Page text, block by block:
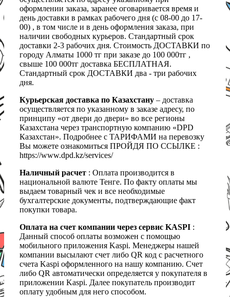
оформлении заказа, заранее оговаривается время и
день доставки в рамках рабочего дня (с 08-00 до 17-
00) , в том числе и в день оформления заказа, при
наличии свободных курьеров. Стандартный срок
доставки 2-3 рабочих дня. Стоимость ДОСТАВКИ по
городу Алматы 1000 тг при заказе до 100 000тг ,
свыше 100 000тг доставка БЕСПЛАТНАЯ.
Стандартный срок ДОСТАВКИ два - три рабочих
дня.
Курьерская доставка по Казахстану – доставка
осуществляется по указанному в заказе адресу, по
принципу «от двери до двери» во все регионы
Казахстана через транспортную компанию «DPD
Казахстан». Подробнее с ТАРИФАМИ на перевозку
Вы можете ознакомиться ПРОЙДЯ ПО ССЫЛКЕ :
https://www.dpd.kz/services/
Наличный расчет : Оплата производится в
национальной валюте Тенге. По факту оплаты мы
выдаем товарный чек и все необходимые
бухгалтерские документы, подтверждающие факт
покупки товара.
Оплата на счет компании через сервис KASPI :
Данный способ оплаты возможен с помощью
мобильного приложения Kaspi. Менеджеры нашей
компании высылают счет либо QR код с расчетного
счета Kaspi оформленного на нашу компанию. Счет
либо QR автоматически определяется у покупателя в
приложении Kaspi. Далее покупатель производит
оплату удобным для него способом.